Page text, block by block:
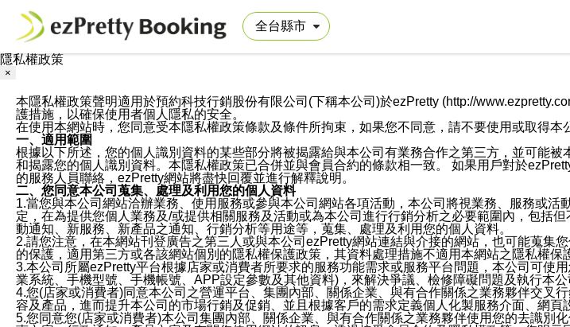
隱私權政策
×
本隱私權政策聲明適用於預約科技行銷股份有限公司(下稱本公司)於ezPretty (http://
護措施，以確保使用者個人隱私的安全。
在使用本網站時，您同意受本隱私權政策條款及條件所拘束，如果您不同意，請不要使用或取得本
一、適用範圍
根據以下所述，您的個人識別資料的某些部分將被揭露給與本公司有業務合作之第三方，並可能
和揭露您的個人識別資料。本隱私權政策已合併並與會員合約的條款相一致。 如果用戶對於
的服務人員聯絡，ezPretty網站將盡快回覆並進行解釋說明。
二、您同意本公司蒐集、處理及利用您的個人資料
1.當您與本公司網站洽辦業務、使用服務或參與本公司網站各項活動，本公司將視業務、服務或
定，在為提供您個人業務及/或提供相關服務及活動或為本公司進行行銷分析之必要範圍內，包括
動通知、新服務、新產品之通知、行銷分析等用途等，蒐集、處理及利用您的個人資料。
2.請您注意，在本網站刊登廣告之第三人或與本公司ezPretty網站連結與介接的網站，也可能蒐
的保護，適用第三方或各該網站個別的隱私權保護政策，其資料處理措施不適用本網站之隱私權
3.本公司所屬ezPretty平台根據店家或消費者所要求的服務功能需求或服務平台問題，本公司可使
業系統、手機型號、手機帳號、APP設定參數及其他資料)，來解決爭議、檢修障礙問題及執行本
4.您(店家或消費者)同意本公司之營運平台、集團內部、關係企業、與有合作關係之業務夥伴交叉
容及產品，進而提升本公司的市場行銷及促銷、並且根據客戶的需求定義個人化製服務介面、網
5.您同意您(店家或消費者)本公司集團內部、關係企業、與有合作關係之業務夥伴使用您的去識